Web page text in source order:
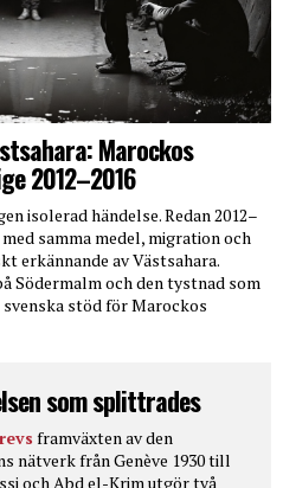
Marockos
2012–2016
isolerad händelse. Redan 2012–
samma medel, migration och
erkännande av Västsahara.
Södermalm och den tystnad som
stöd för Marockos
som splittrades
framväxten av den
nätverk från Genève 1930 till
och Abd el-Krim utgör två